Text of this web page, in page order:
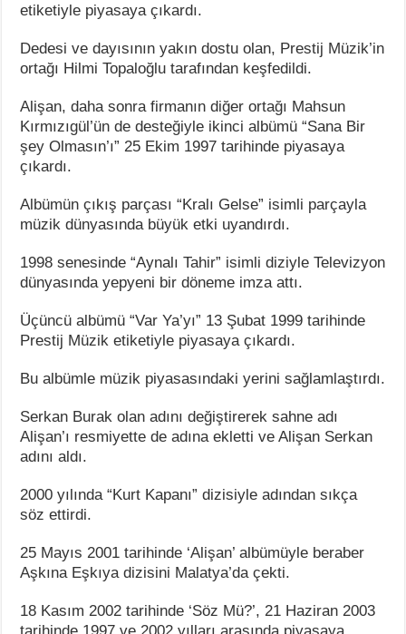
etiketiyle piyasaya çıkardı.
Dedesi ve dayısının yakın dostu olan, Prestij Müzik’in
ortağı Hilmi Topaloğlu tarafından keşfedildi.
Alişan, daha sonra firmanın diğer ortağı Mahsun
Kırmızıgül’ün de desteğiyle ikinci albümü “Sana Bir
şey Olmasın’ı” 25 Ekim 1997 tarihinde piyasaya
çıkardı.
Albümün çıkış parçası “Kralı Gelse” isimli parçayla
müzik dünyasında büyük etki uyandırdı.
1998 senesinde “Aynalı Tahir” isimli diziyle Televizyon
dünyasında yepyeni bir döneme imza attı.
Üçüncü albümü “Var Ya’yı” 13 Şubat 1999 tarihinde
Prestij Müzik etiketiyle piyasaya çıkardı.
Bu albümle müzik piyasasındaki yerini sağlamlaştırdı.
Serkan Burak olan adını değiştirerek sahne adı
Alişan’ı resmiyette de adına ekletti ve Alişan Serkan
adını aldı.
2000 yılında “Kurt Kapanı” dizisiyle adından sıkça
söz ettirdi.
25 Mayıs 2001 tarihinde ‘Alişan’ albümüyle beraber
Aşkına Eşkıya dizisini Malatya’da çekti.
18 Kasım 2002 tarihinde ‘Söz Mü?’, 21 Haziran 2003